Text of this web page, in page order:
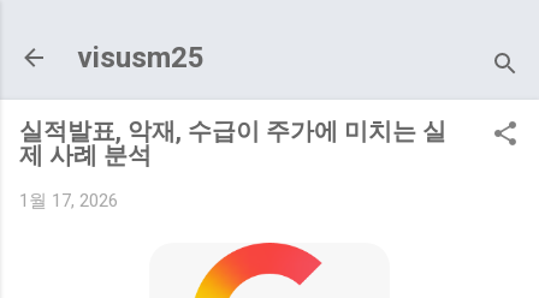
visusm25
실적발표, 악재, 수급이 주가에 미치는 실
제 사례 분석
1월 17, 2026